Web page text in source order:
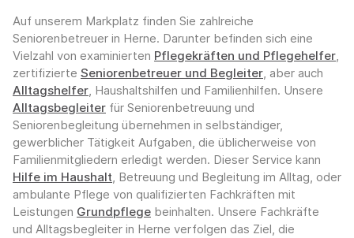
Auf unserem Markplatz finden Sie zahlreiche
Seniorenbetreuer in Herne. Darunter befinden sich eine
Vielzahl von examinierten Pflegekräften und Pflegehelfer,
zertifizierte Seniorenbetreuer und Begleiter, aber auch
Alltagshelfer, Haushaltshilfen und Familienhilfen. Unsere
Alltagsbegleiter für Seniorenbetreuung und
Seniorenbegleitung übernehmen in selbständiger,
gewerblicher Tätigkeit Aufgaben, die üblicherweise von
Familienmitgliedern erledigt werden. Dieser Service kann
Hilfe im Haushalt, Betreuung und Begleitung im Alltag, oder
ambulante Pflege von qualifizierten Fachkräften mit
Leistungen Grundpflege beinhalten. Unsere Fachkräfte
und Alltagsbegleiter in Herne verfolgen das Ziel, die